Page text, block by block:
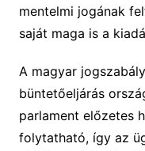
mentelmi jogának
saját maga is a
A magyar
büntetőeljárás
parlament előzetes
folytatható, így az